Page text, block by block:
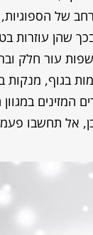
של
עוזרות
עור חלק
בגוף, מנקות
המזינים
אל תחשבו